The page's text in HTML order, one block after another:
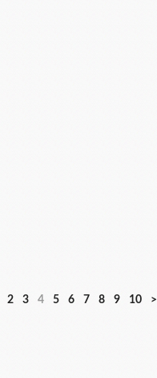
2 3 4 5 6 7 8 9 10 >